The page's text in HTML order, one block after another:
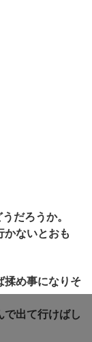
だろうか。
かないとおも
揉め事になりそ
で出て行けばし